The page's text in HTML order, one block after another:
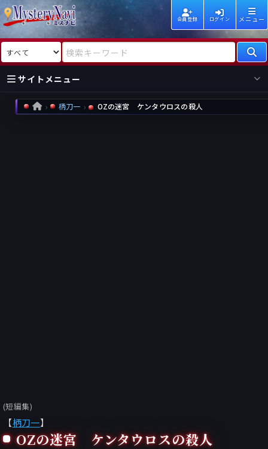
会員登録 ログイン メニュー
検索対象 検索キーワード
サイトメニュー
国内
海外
新着
HOME 柄刀一 OZの迷宮 ケンタウロスの殺人
(短編集)
【柄刀一】
OZの迷宮 ケンタウロスの殺人